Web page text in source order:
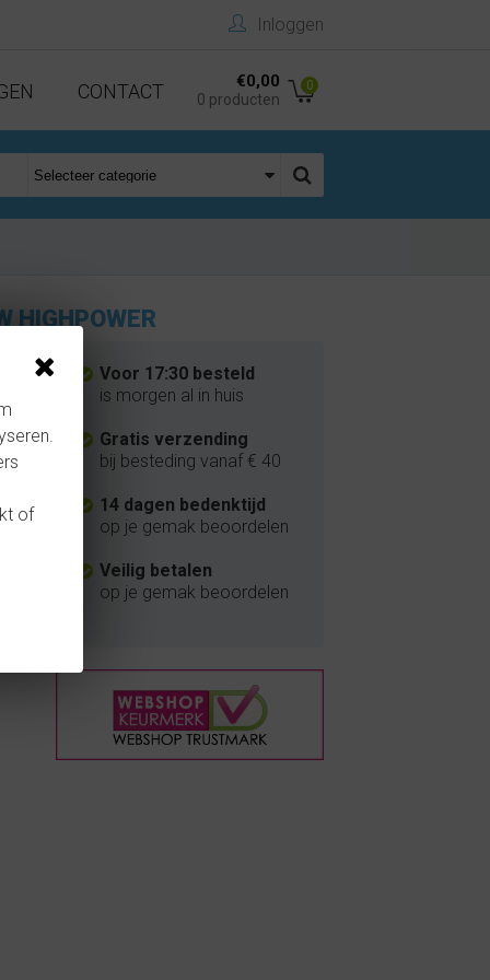
Inloggen
0
€0,00
0 producten
CONTACT
HIGHPOWER
Voor 17:30 besteld
is morgen al in huis
Gratis verzending
bij besteding vanaf € 40
14 dagen bedenktijd
op je gemak beoordelen
Veilig betalen
op je gemak beoordelen
of